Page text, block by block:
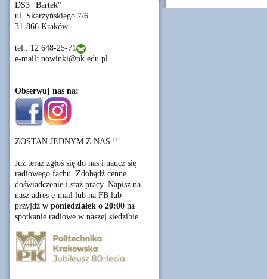
DS3 "Bartek"
ul. Skarżyńskiego 7/6
31-866 Kraków
tel.: 12 648-25-71
e-mail: nowinki@pk.edu.pl
Obserwuj nas na:
ZOSTAŃ JEDNYM Z NAS !!
Już teraz zgłoś się do nas i naucz się
radiowego fachu. Zdobądź cenne
doświadczenie i staż pracy. Napisz na
nasz adres e-mail lub na FB lub
przyjdź w poniedziałek o 20:00 na
spotkanie radiowe w naszej siedzibie.